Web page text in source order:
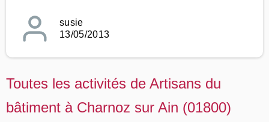
susie
13/05/2013
Toutes les activités de Artisans du
bâtiment à Charnoz sur Ain (01800)